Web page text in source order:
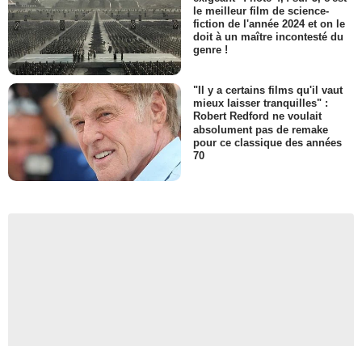
le meilleur film de science-
fiction de l'année 2024 et on le
doit à un maître incontesté du
genre !
"Il y a certains films qu'il vaut
mieux laisser tranquilles" :
Robert Redford ne voulait
absolument pas de remake
pour ce classique des années
70